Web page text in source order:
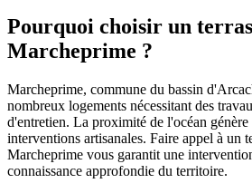
Pourquoi choisir un
Marcheprime ?
Marcheprime, commune du bassin
nombreux logements nécessitant des
d'entretien. La proximité de l'océan génère
interventions artisanales. Faire appel à un
Marcheprime vous garantit une
connaissance approfondie du territoire.